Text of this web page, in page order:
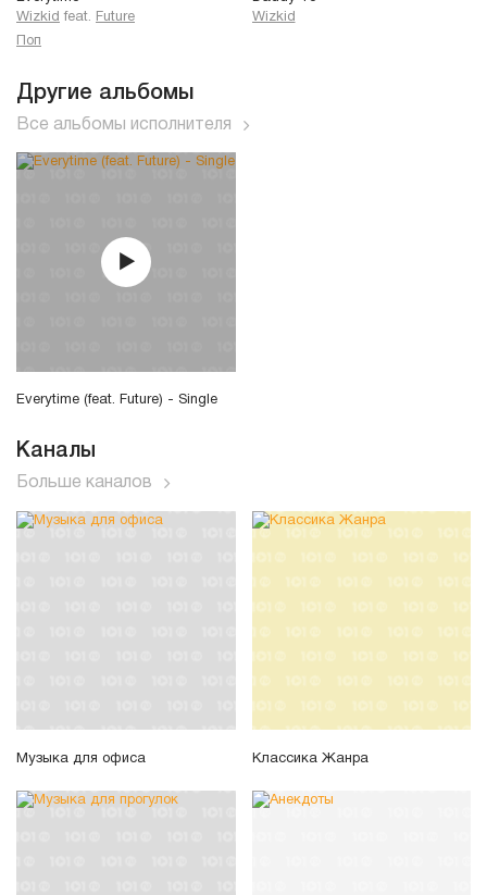
Wizkid feat. Future
Поп
Wizkid
Другие альбомы
Все альбомы исполнителя
Everytime (feat. Future) - Single
Каналы
Больше каналов
Музыка для офиса Классика Жанра